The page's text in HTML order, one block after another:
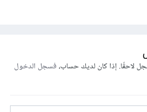
لاحقًا. إذا كان لديك حساب،فسجل الدخول